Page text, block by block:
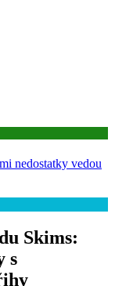
nedostatky vedou
Skims:
s